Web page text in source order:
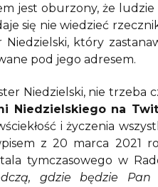
jest oburzony, że
się nie wiedzieć
który
pod jego adresem.
Niedzielski, nie trzeba
Niedzielskiego na
i życzenia
z 20 marca 2021
tymczasowego w
gdzie będzie Pan